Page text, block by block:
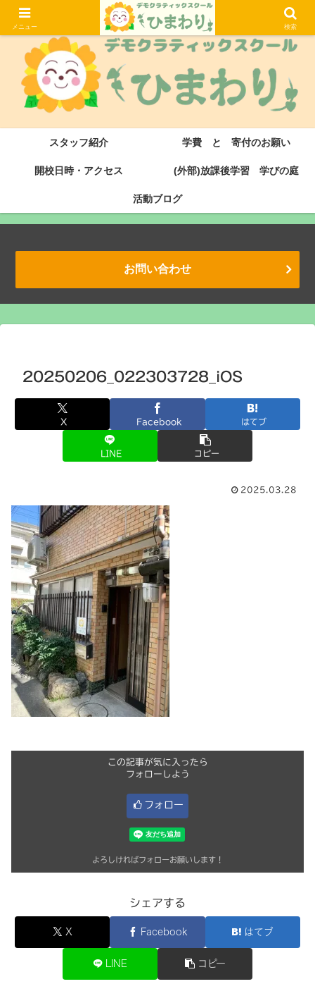
大津市にある滋賀県初のデモクラティックスクール・サドベリースクールです
スタッフ紹介 学費 と 寄付のお願い
開校日時・アクセス (外部)放課後学習 学びの庭
活動ブログ
お問い合わせ
20250206_022303728_iOS
X Facebook はてブ
LINE コピー
2025.03.28
この記事が気に入ったら
フォローしよう
フォロー
よろしければフォローお願いします！
シェアする
X Facebook はてブ
LINE コピー
メニュー 検索